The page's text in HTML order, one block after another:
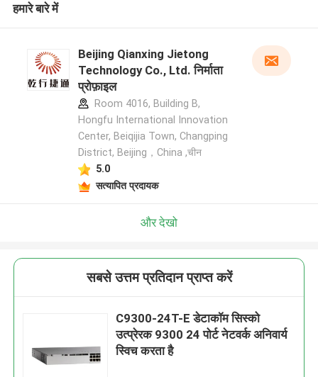
हमारे बारे में
Beijing Qianxing Jietong
Technology Co., Ltd. निर्माता
प्रोफ़ाइल
Room 4016, Building B,
Hongfu International Innovation
Center, Beiqijia Town, Changping
District, Beijing，China ,चीन
5.0
सत्यापित प्रदायक
और देखो
सबसे उत्तम प्रतिदान प्राप्त करें
C9300-24T-E डेटाकॉम सिस्को
उत्प्रेरक 9300 24 पोर्ट नेटवर्क अनिवार्य
स्विच करता है